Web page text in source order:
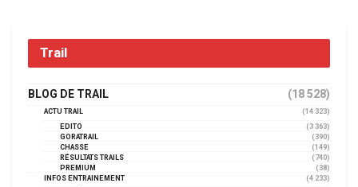
Trail
BLOG DE TRAIL (18 528)
ACTU TRAIL
(14 323)
EDITO
(3 363)
GORATRAIL
(390)
CHASSE
(149)
RÉSULTATS TRAILS
(740)
PREMIUM
(38)
INFOS ENTRAINEMENT
(4 233)